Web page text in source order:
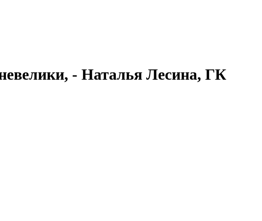
- Наталья Лесина, ГК